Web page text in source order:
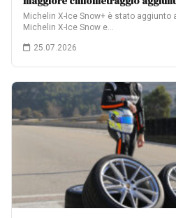
Michelin X-Ice Snow+ è stato
Michelin X-Ice Snow e…
25.07.2026